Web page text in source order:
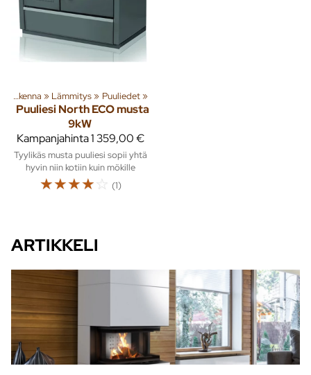
Rakenna ‪» Lämmitys‪» Puuliedet‪»
Puuliesi North ECO musta
9kW
Kampanjahinta1 359,00 €
Tyylikäs musta puuliesi sopii yhtä
hyvin niin kotiin kuin mökille
☆☆☆☆☆ (1)
ARTIKKELI